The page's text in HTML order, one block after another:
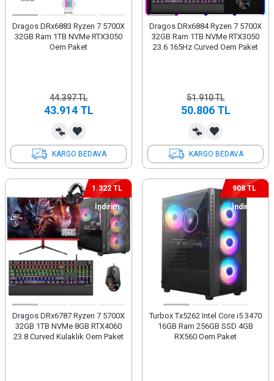
Dragos DRx6883 Ryzen 7 5700X
32GB Ram 1TB NVMe RTX3050
Oem Paket
44.397TL
43.914TL
KARGO BEDAVA
Dragos DRx6884 Ryzen 7 5700X
32GB Ram 1TB NVMe RTX3050
23.6 165Hz Curved Oem Paket
51.910TL
50.806TL
KARGO BEDAVA
1.322 TL
İndirim
Dragos DRx6787 Ryzen 7 5700X
32GB 1TB NVMe 8GB RTX4060
23.8 Curved Kulaklık Oem Paket
908 TL
İndirim
Turbox Tx5262 Intel Core i5 3470
16GB Ram 256GB SSD 4GB
RX560 Oem Paket